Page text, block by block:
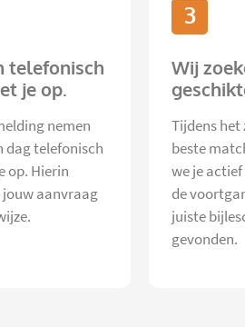
telefonisch
je op.
nemen
dag telefonisch
op. Hierin
jouw aanvraag
3
Wij
Tijdens het
beste
we je
de
juiste
gevonden.